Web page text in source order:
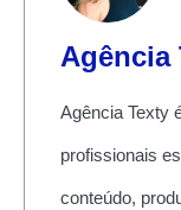
Agência
Agência Texty
profissionais
conteúdo,